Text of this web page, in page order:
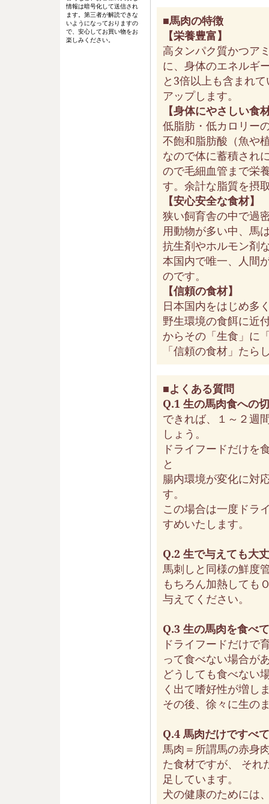
■馬肉の特徴
【栄養豊富】
高タンパク質かつア
に、身体のエネルギ
と3倍以上も含まれ
アップします。
【身体にやさしい食
低脂肪・低カロリー
不飽和脂肪酸（魚や
なので体に蓄積され
ので毛細血管まで栄
す。余計な脂質を摂
【安心安全な食材】
狭い飼育舎の中で過
用動物が多い中、馬
抗生剤やホルモン剤
本国内で唯一、人間
のです。
【信頼の食材】
日本国内をはじめ多
野生環境の食餌に近
からその「生食」に
「信頼の食材」たら
■よくある質問
Q.1 生の馬肉食への
できれば、１～２週
しょう。
ドライフードだけを
と
腸内環境が変化に対
す。
この場合は一度ドラ
すめいたします。
Q.2 生で与えても大
馬刺しと同様の鮮度
もちろん加熱しても
与えてください。
Q.3 生の馬肉を食べ
ドライフードだけで
って食べない場合が
どうしても食べない
く出て嗜好性が増し
その後、徐々に生の
Q.4 馬肉だけですべ
馬肉＝所謂馬の赤身
た食材ですが、 それ
足しています。
犬の健康のためには
情報は暗号化して送信され
ます。第三者が解読できな
いようになっておりますの
で、安心してお買い物をお
楽しみください。